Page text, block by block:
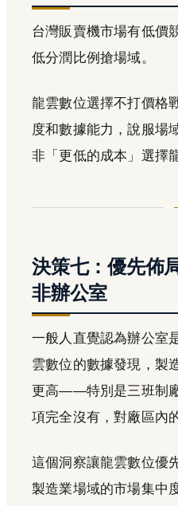
台灣販賣機市場有低價
低分潤比例搶場域。
龍雲數位選擇不打價格
度和數據能力，說服場
非「更低的成本」選擇
決策七：優先佈
非辦公室
一般人直覺認為辦公室
雲數位的數據發現，製
更高——特別是三班制
項完全沒有，對廠區內
這個洞察讓龍雲數位優
製造業場域的市場集中度